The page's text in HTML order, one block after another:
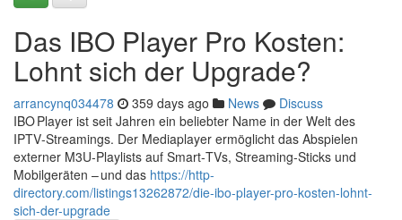
Das IBO Player Pro Kosten:
Lohnt sich der Upgrade?
arrancynq034478 359 days ago News
Discuss
IBO Player ist seit Jahren ein beliebter Name in der Welt des
IPTV‑Streamings. Der Mediaplayer ermöglicht das Abspielen
externer M3U‑Playlists auf Smart‑TVs, Streaming‑Sticks und
Mobilgeräten – und das https://http-
directory.com/listings13262872/die-ibo-player-pro-kosten-lohnt-
sich-der-upgrade